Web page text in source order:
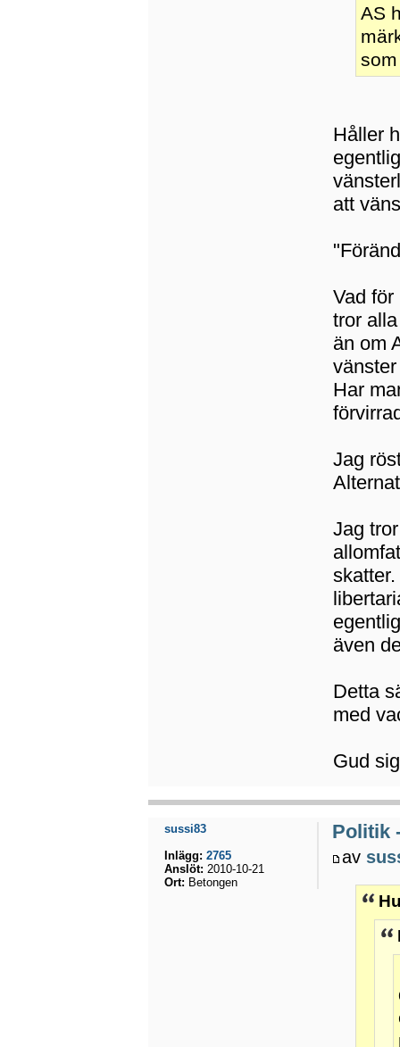
AS
Håller
att
Vad
tror
än om
Har
Jag
Jag
även
Detta
med
Gud
Politik
av
sussi83
Inlägg: 2765
Anslöt: 2010-10-21
Ort: Betongen